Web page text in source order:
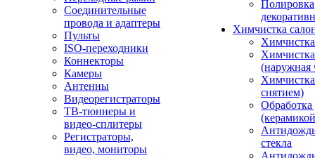
Соединительные
провода и адаптеры
Пульты
ISO-переходники
Коннекторы
Камеры
Антенны
Видеорегистраторы
ТВ-тюннеры и
видео-сплитеры
Регистраторы,
видео, мониторы
Полировка
Химчистка
(наружная
снятием)
Обработка
стекла